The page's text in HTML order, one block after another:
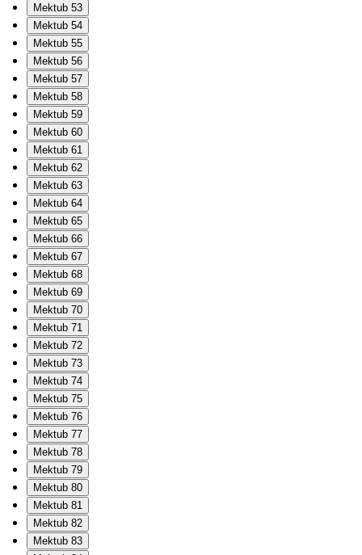
Mektub 53
Mektub 54
Mektub 55
Mektub 56
Mektub 57
Mektub 58
Mektub 59
Mektub 60
Mektub 61
Mektub 62
Mektub 63
Mektub 64
Mektub 65
Mektub 66
Mektub 67
Mektub 68
Mektub 69
Mektub 70
Mektub 71
Mektub 72
Mektub 73
Mektub 74
Mektub 75
Mektub 76
Mektub 77
Mektub 78
Mektub 79
Mektub 80
Mektub 81
Mektub 82
Mektub 83